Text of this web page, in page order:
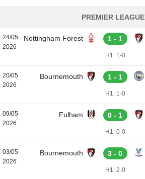
PREMIER LEAGUE
24/05
2026
Nottingham Forest 1 - 1
H1: 1-0
20/05
2026
Bournemouth 1 - 1
H1: 1-0
09/05
2026
Fulham 0 - 1
H1: 0-0
03/05
2026
Bournemouth 3 - 0
H1: 2-0